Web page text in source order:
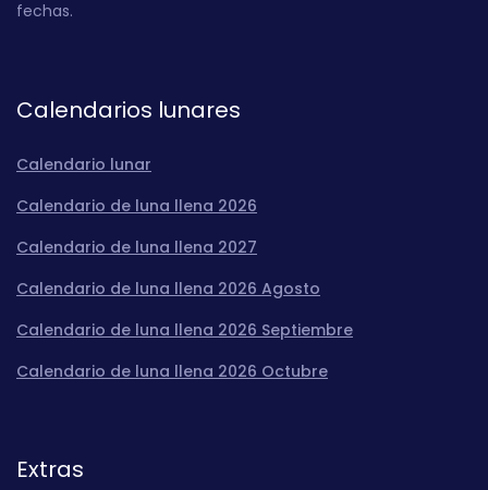
fechas.
Calendarios lunares
Calendario lunar
Calendario de luna llena 2026
Calendario de luna llena 2027
Calendario de luna llena 2026 Agosto
Calendario de luna llena 2026 Septiembre
Calendario de luna llena 2026 Octubre
Extras